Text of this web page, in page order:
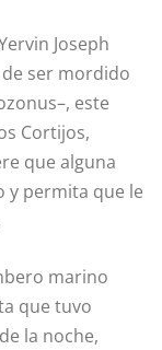
Joseph
ser mordido
este
Cortijos,
que alguna
y permita que le
marino
que tuvo
la noche,